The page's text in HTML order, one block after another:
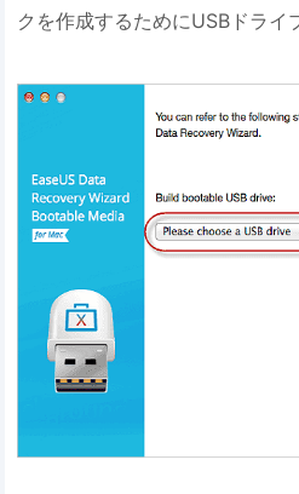
クを作成するためにUSBドライ